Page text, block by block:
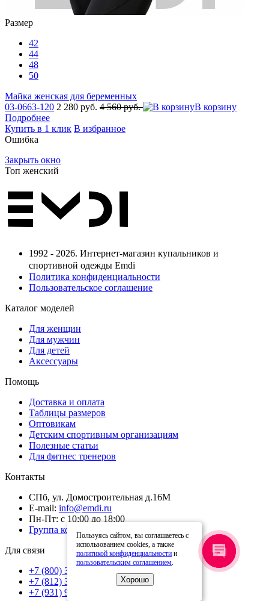
вам. Напишите мне, если у
вас появятся вопросы.
Размер
42
44
48
50
Майка женская для беременных
03-0663-120 2 280 руб. 4 560 руб.
В корзину
Подробнее
Купить в 1 клик В избранное
Ошибка
Закрыть окно
Топ женский
1992 - 2026. Интернет-магазин купальников и
спортивной одежды Emdi
Политика конфиденциальности
Пользовательское соглашение
Каталог моделей
Для женщин
Для мужчин
Для детей
Аксессуары
Помощь
Доставка и оплата
Таблицы размеров
Оптовикам
Детским спортивным организациям
Полезные статьи
Для фитнес тренеров
Контакты
СПб, ул. Домостроительная д.16М
E-mail: info@emdi.ru
Пн-Пт: с 10:00 до 18:00
Группа компаний "Айсберг"
Для связи
+7 (800) 302-34-06
+7 (812) 325-69-93
+7 (931) 977-92-36
Пользуясь сайтом, вы соглашаетесь с
использованием cookies, а также
политикой конфиденциальности и
пользовательским соглашением.
Хорошо